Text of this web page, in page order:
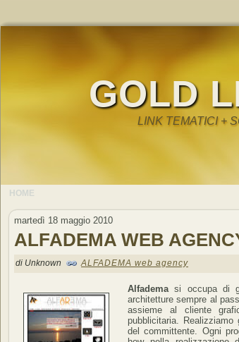
GOLD
LINK TEMATICI +
HOME
martedì 18 maggio 2010
ALFADEMA WEB
di Unknown ALFADEMA web agency
Alfademasi occupa di
architetture sempre al
assieme al cliente
pubblicitaria.
del committente. Ogni